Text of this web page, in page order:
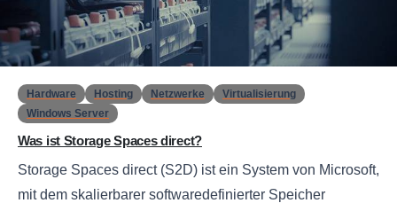
Hardware Hosting Netzwerke
Virtualisierung
Windows Server
Was ist Storage Spaces direct?
Storage Spaces direct (S2D) ist ein System von Microsoft,
mit dem skalierbarer softwaredefinierter Speicher